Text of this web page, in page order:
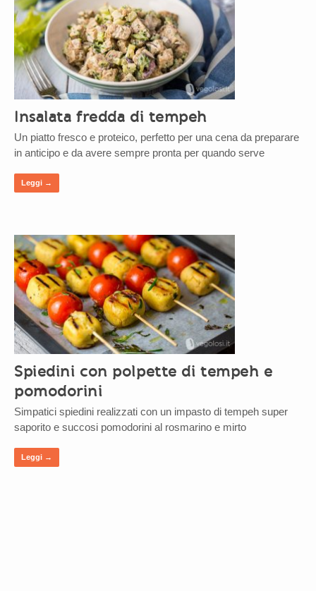
Insalata fredda di tempeh
Un piatto fresco e proteico, perfetto per una cena da preparare
in anticipo e da avere sempre pronta per quando serve
Leggi →
Spiedini con polpette di tempeh e
pomodorini
Simpatici spiedini realizzati con un impasto di tempeh super
saporito e succosi pomodorini al rosmarino e mirto
Leggi →